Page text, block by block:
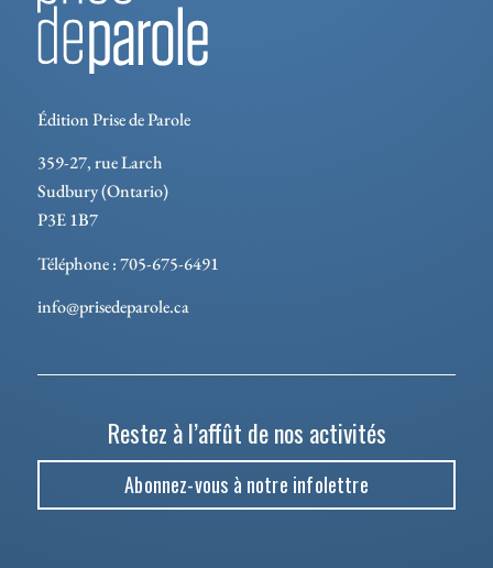
Édition Prise de Parole
359-27, rue Larch
Sudbury (Ontario)
P3E 1B7
Téléphone : 705-675-6491
info@prisedeparole.ca
Restez à l’affût de nos activités
Abonnez-vous à notre infolettre